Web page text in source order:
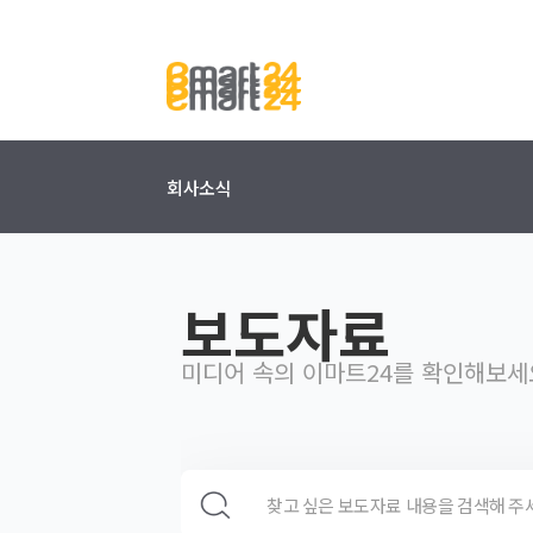
회사소식
보도자료
미디어 속의 이마트24를 확인해보